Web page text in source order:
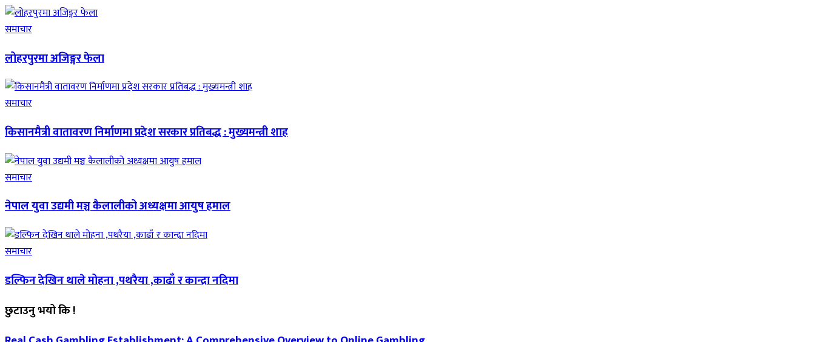
समाचार
लोहरपुरमा अजिङ्गर फेला
समाचार
किसानमैत्री वातावरण निर्माणमा प्रदेश सरकार प्रतिबद्ध : मुख्यमन्त्री शाह
समाचार
नेपाल युवा उद्यमी मञ्च कैलालीको अध्यक्षमा आयुष हमाल
समाचार
डल्फिन देखिन थाले मोहना ,पथरैया ,काढाँ र कान्द्रा नदिमा
छुटाउनु भयो कि !